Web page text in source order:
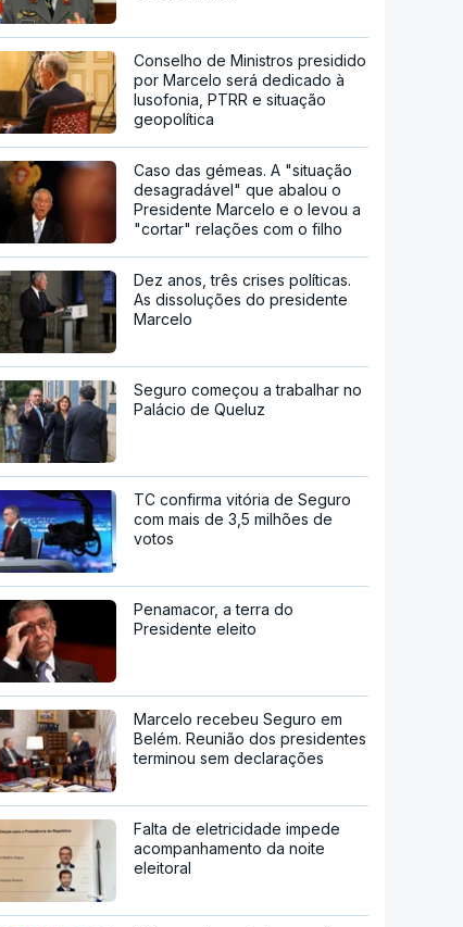
Conselho de Ministros presidido
por Marcelo será dedicado à
lusofonia, PTRR e situação
geopolítica
Caso das gémeas. A "situação
desagradável" que abalou o
Presidente Marcelo e o levou a
"cortar" relações com o filho
Dez anos, três crises políticas.
As dissoluções do presidente
Marcelo
Seguro começou a trabalhar no
Palácio de Queluz
TC confirma vitória de Seguro
com mais de 3,5 milhões de
votos
Penamacor, a terra do
Presidente eleito
Marcelo recebeu Seguro em
Belém. Reunião dos presidentes
terminou sem declarações
Falta de eletricidade impede
acompanhamento da noite
eleitoral